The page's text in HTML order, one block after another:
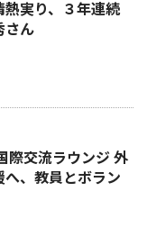
実り、３年連続
さん
際交流ラウンジ 外
へ、教員とボラン